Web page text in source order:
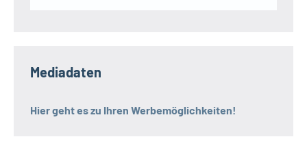
Mediadaten
Hier geht es zu Ihren Werbemöglichkeiten!